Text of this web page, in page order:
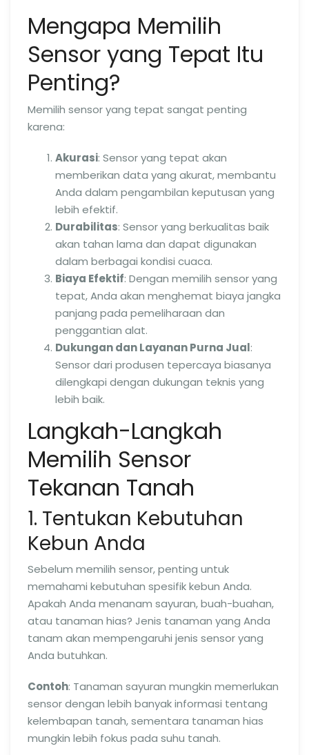
Mengapa Memilih
Sensor yang Tepat Itu
Penting?
Memilih sensor yang tepat sangat penting
karena:
Akurasi: Sensor yang tepat akan
memberikan data yang akurat, membantu
Anda dalam pengambilan keputusan yang
lebih efektif.
Durabilitas: Sensor yang berkualitas baik
akan tahan lama dan dapat digunakan
dalam berbagai kondisi cuaca.
Biaya Efektif: Dengan memilih sensor yang
tepat, Anda akan menghemat biaya jangka
panjang pada pemeliharaan dan
penggantian alat.
Dukungan dan Layanan Purna Jual:
Sensor dari produsen tepercaya biasanya
dilengkapi dengan dukungan teknis yang
lebih baik.
Langkah-Langkah
Memilih Sensor
Tekanan Tanah
1. Tentukan Kebutuhan
Kebun Anda
Sebelum memilih sensor, penting untuk
memahami kebutuhan spesifik kebun Anda.
Apakah Anda menanam sayuran, buah-buahan,
atau tanaman hias? Jenis tanaman yang Anda
tanam akan mempengaruhi jenis sensor yang
Anda butuhkan.
Contoh: Tanaman sayuran mungkin memerlukan
sensor dengan lebih banyak informasi tentang
kelembapan tanah, sementara tanaman hias
mungkin lebih fokus pada suhu tanah.